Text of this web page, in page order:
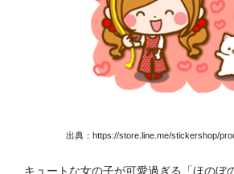
出典：https://store.line.me/stickershop/
キュートな女の子が可愛過ぎる「ほのぼ